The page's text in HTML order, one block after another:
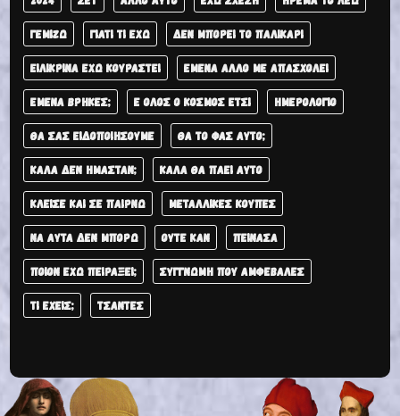
ΓΕΜΊΖΩ ΓΙΑΤΊ ΤΙ ΈΧΩ ΔΕΝ ΜΠΟΡΕΊ ΤΟ ΠΑΛΙΚΆΡΙ
ΕΙΛΙΚΡΙΝΆ ΈΧΩ ΚΟΥΡΑΣΤΕΊ ΕΜΈΝΑ ΆΛΛΟ ΜΕ ΑΠΑΣΧΟΛΕΊ
ΕΜΈΝΑ ΒΡΉΚΕΣ; Ε ΌΛΟΣ Ο ΚΌΣΜΟΣ ΈΤΣΙ ΗΜΕΡΟΛΌΓΙΟ
ΘΑ ΣΑΣ ΕΙΔΟΠΟΙΉΣΟΥΜΕ ΘΑ ΤΟ ΦΑΣ ΑΥΤΟ;
ΚΑΛΆ ΔΕΝ ΉΜΑΣΤΑΝ; ΚΑΛΆ ΘΑ ΠΆΕΙ ΑΥΤΌ
ΚΛΕΊΣΕ ΚΑΙ ΣΕ ΠΑΊΡΝΩ ΜΕΤΑΛΛΙΚΈΣ ΚΟΎΠΕΣ
ΝΑ ΑΥΤΆ ΔΕΝ ΜΠΟΡΏ ΟΎΤΕ ΚΑΝ ΠΕΊΝΑΣΑ
ΠΟΙΌΝ ΈΧΩ ΠΕΙΡΆΞΕΙ; ΣΥΓΓΝΏΜΗ ΠΟΥ ΑΜΦΈΒΑΛΕΣ
ΤΙ ΈΧΕΙΣ; ΤΣΑΝΤΕΣ